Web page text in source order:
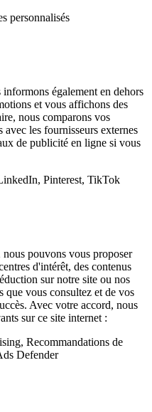
personnalisés
également en dehors
et vous affichons des
nous comparons vos
avec les fournisseurs externes
de publicité en ligne si vous
Pinterest, TikTok
nous pouvons vous proposer
d'intérêt, des contenus
sur notre site ou nos
que vous consultez et de vos
Avec votre accord, nous
sur ce site internet :
Recommandations de
Defender